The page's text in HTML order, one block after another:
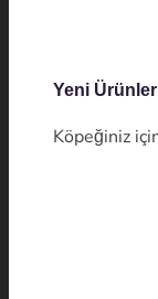
Yeni Ürünler
Köpeğiniz